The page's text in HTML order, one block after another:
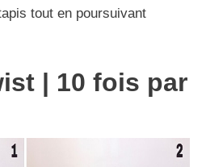
tout en poursuivant
| 10 fois par